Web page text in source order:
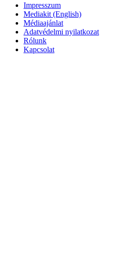
Impresszum
Mediakit (English)
Médiaajánlat
Adatvédelmi nyilatkozat
Rólunk
Kapcsolat